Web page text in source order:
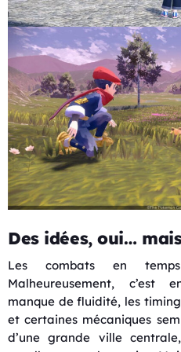
Des idées, oui…
Les combats en
Malheureusement, c’est
manque de fluidité, les
et certaines mécaniques
d’une grande ville